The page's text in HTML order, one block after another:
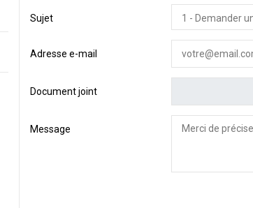
Sujet
Adresse e-mail
Document joint
Message